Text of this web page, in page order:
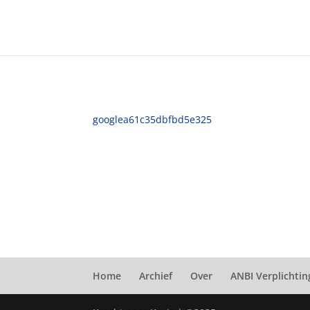
googlea61c35dbfbd5e325
Home Archief Over ANBI